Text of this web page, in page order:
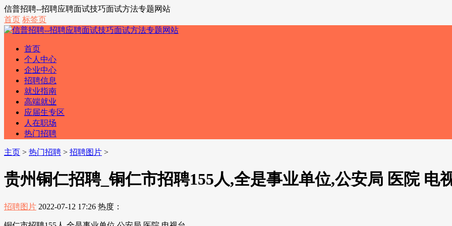
信普招聘--招聘应聘面试技巧面试方法专题网站
首页 标签页
首页
个人中心
企业中心
招聘信息
就业指南
高端就业
应届生专区
人在职场
热门招聘
主页 > 热门招聘 > 招聘图片 >
贵州铜仁招聘_铜仁市招聘155人,全是事业单位,公安局 医院 电
招聘图片 2022-07-12 17:26 热度：